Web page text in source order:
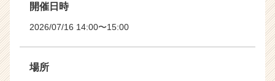
開催日時
2026/07/16 14:00〜15:00
場所